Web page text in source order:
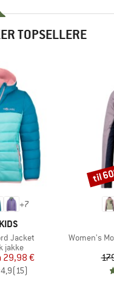
TOPSELLERE
+7
Jacket
jakke
pris
29,98 €
4,9(15)
Artikel
Women's
Rabat
til